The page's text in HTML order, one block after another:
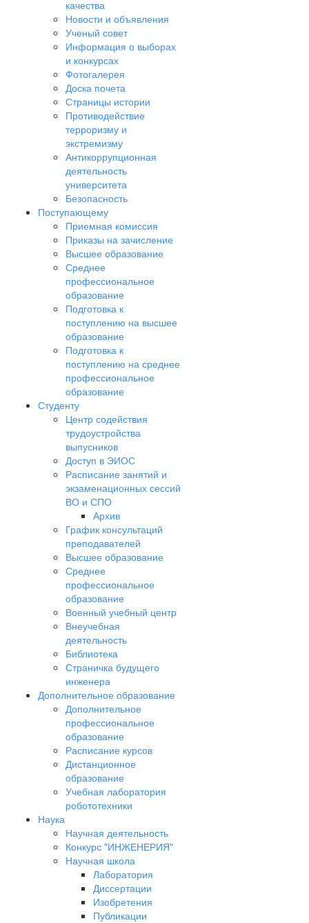
качества
Новости и объявления
Ученый совет
Информация о выборах
и конкурсах
Фотогалерея
Доска почета
Страницы истории
Противодействие
терроризму и
экстремизму
Антикоррупционная
деятельность
университета
Безопасность
Поступающему
Приемная комиссия
Приказы на зачисление
Высшее образование
Среднее
профессиональное
образование
Подготовка к
поступлению на высшее
образование
Подготовка к
поступлению на среднее
профессиональное
образование
Студенту
Центр содействия
трудоустройства
выпусников
Доступ в ЭИОС
Расписание занятий и
экзаменационных сессий
ВО и СПО
Архив
График консультаций
преподавателей
Высшее образование
Среднее
профессиональное
образование
Военный учебный центр
Внеучебная
деятельность
Библиотека
Страничка будущего
инженера
Дополнительное образование
Дополнительное
профессиональное
образование
Расписание курсов
Дистанционное
образование
Учебная лаборатория
робототехники
Наука
Научная деятельность
Конкурс "ИНЖЕНЕРИЯ"
Научная школа
Лаборатория
Диссертации
Изобретения
Публикации